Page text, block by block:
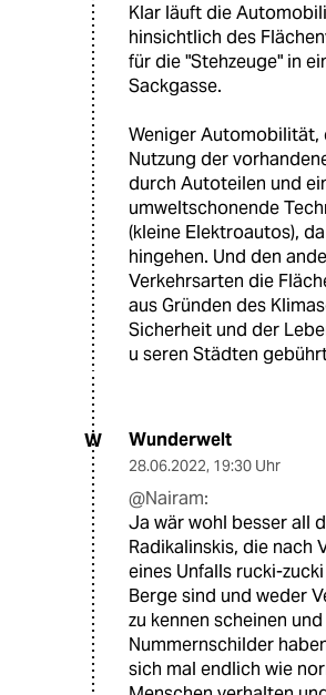
Klar läuft die
hinsichtlich des
für die "Stehzeuge" in
Sackgasse.
Weniger Automobilität,
Nutzung der
durch Autoteilen und
umweltschonende
(kleine Elektroautos),
hingehen. Und den
Verkehrsarten die
aus Gründen des
Sicherheit und der
u seren Städten
W Wunderwelt
28.06.2022, 19:30 Uhr
@Nairam:
Ja wär wohl besser all
Radikalinskis, die nach
eines Unfalls rucki-
Berge sind und weder
zu kennen scheinen
Nummernschilder
sich mal endlich wie